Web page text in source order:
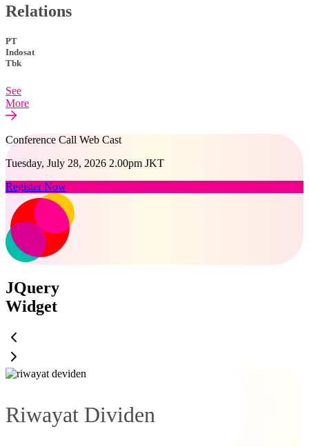
Relations
PT
Indosat
Tbk
See
More
Conference Call Web Cast
Tuesday, July 28, 2026 2.00pm JKT
Register Now
JQuery
Widget
Riwayat Dividen